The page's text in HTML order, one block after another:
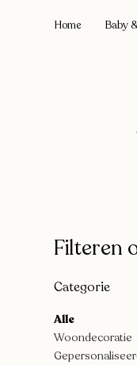
Home Baby
Filteren
Categorie
Alle
Woondecoratie